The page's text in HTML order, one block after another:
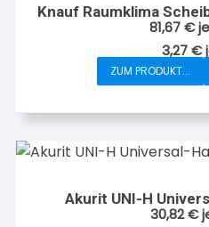
Knauf Raumklima
81,67€
3,27€
ZUM PRODUKT...
Akurit UNI-H
30,82€